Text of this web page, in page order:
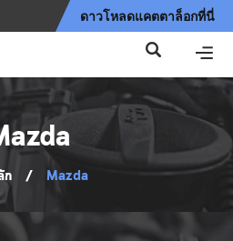
ดาวโหลดแคตตาล็อกที่นี่
ก / Mazda